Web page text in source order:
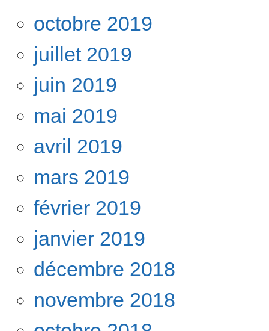
octobre 2019
juillet 2019
juin 2019
mai 2019
avril 2019
mars 2019
février 2019
janvier 2019
décembre 2018
novembre 2018